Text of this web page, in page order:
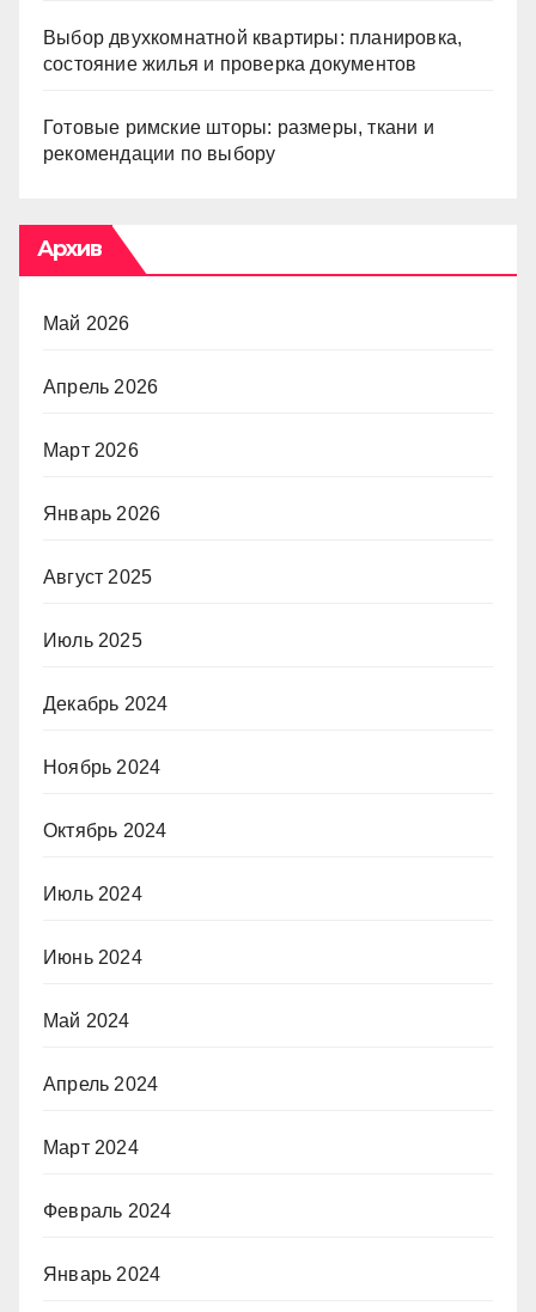
Выбор двухкомнатной квартиры: планировка,
состояние жилья и проверка документов
Готовые римские шторы: размеры, ткани и
рекомендации по выбору
Архив
Май 2026
Апрель 2026
Март 2026
Январь 2026
Август 2025
Июль 2025
Декабрь 2024
Ноябрь 2024
Октябрь 2024
Июль 2024
Июнь 2024
Май 2024
Апрель 2024
Март 2024
Февраль 2024
Январь 2024